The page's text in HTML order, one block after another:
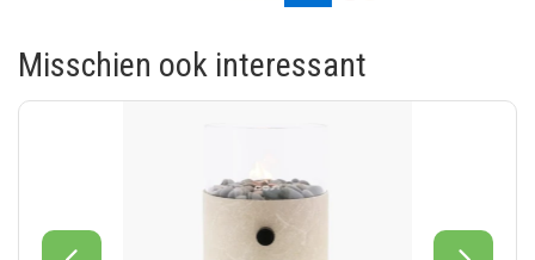
Misschien ook interessant